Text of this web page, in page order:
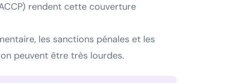
rendent cette couverture
les sanctions pénales et les
peuvent être très lourdes.